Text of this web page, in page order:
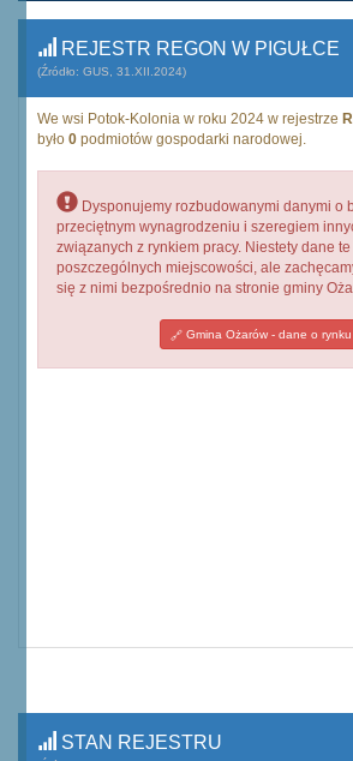
REJESTR REGON W PIGUŁCE
(Źródło: GUS, 31.XII.2024)
We wsi Potok-Kolonia w roku 2024 w rejestrze
było 0 podmiotów gospodarki narodowej.
Dysponujemy rozbudowanymi danymi o
przeciętnym wynagrodzeniu i szeregiem
związanych z rynkiem pracy. Niestety dane
poszczególnych miejscowości, ale
się z nimi bezpośrednio na stronie gminy
Gmina Ożarów - dane o
STAN REJESTRU